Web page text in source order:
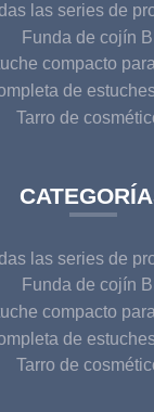
las series de
Funda de cojín
compacto
de
Tarro de
las series de
Funda de cojín
compacto
de
Tarro de